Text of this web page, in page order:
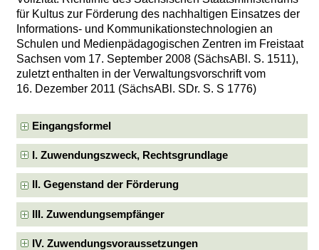
für Kultus zur Förderung des nachhaltigen Einsatzes der
Informations- und Kommunikationstechnologien an
Schulen und Medienpädagogischen Zentren im Freistaat
Sachsen vom 17. September 2008 (SächsABl. S. 1511),
zuletzt enthalten in der Verwaltungsvorschrift vom
16. Dezember 2011 (SächsABl. SDr. S. S 1776)
Eingangsformel
I. Zuwendungszweck, Rechtsgrundlage
II. Gegenstand der Förderung
III. Zuwendungsempfänger
IV. Zuwendungsvoraussetzungen